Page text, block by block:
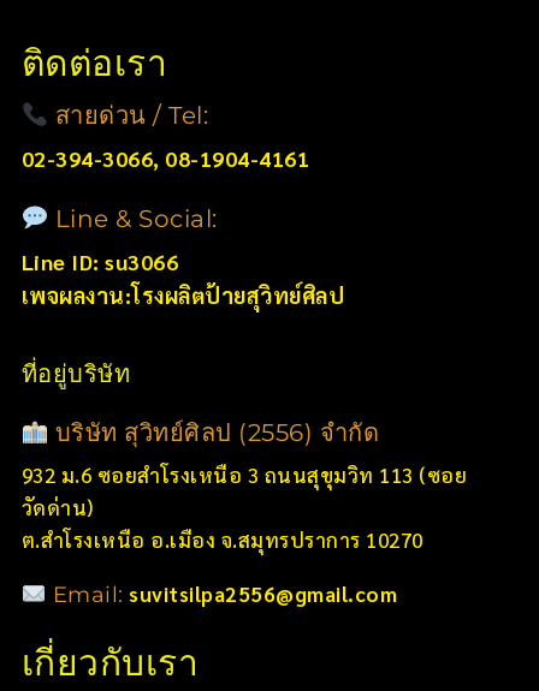
ติดต่อเรา
สายด่วน / Tel:
02-394-3066, 08-1904-4161
Line & Social:
Line ID: su3066
เพจผลงาน:โรงผลิตป้ายสุวิทย์ศิลป
ที่อยู่บริษัท
บริษัท สุวิทย์ศิลป (2556) จำกัด
932 ม.6 ซอยสำโรงเหนือ 3 ถนนสุขุมวิท 113 (ซอย
วัดด่าน)
ต.สำโรงเหนือ อ.เมือง จ.สมุทรปราการ 10270
Email: suvitsilpa2556@gmail.com
เกี่ยวกับเรา